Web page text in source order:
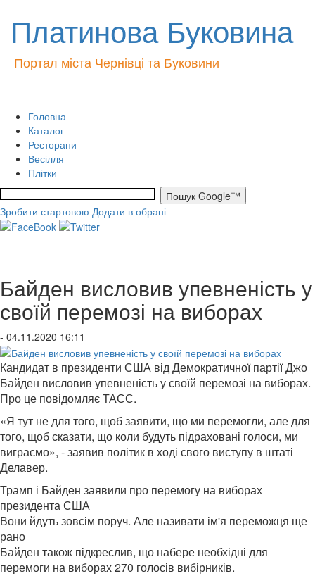
Платинова Буковина
Портал міста Чернівці та Буковини
Головна
Каталог
Ресторани
Весілля
Плітки
Зробити стартовою Додати в обрані
Байден висловив упевненість у
своїй перемозі на виборах
- 04.11.2020 16:11
Кандидат в президенти США від Демократичної партії Джо
Байден висловив упевненість у своїй перемозі на виборах.
Про це повідомляє ТАСС.
«Я тут не для того, щоб заявити, що ми перемогли, але для
того, щоб сказати, що коли будуть підраховані голоси, ми
виграємо», - заявив політик в ході свого виступу в штаті
Делавер.
Трамп і Байден заявили про перемогу на виборах
президента США
Вони йдуть зовсім поруч. Але називати ім'я переможця ще
рано
Байден також підкреслив, що набере необхідні для
перемоги на виборах 270 голосів вибірників.